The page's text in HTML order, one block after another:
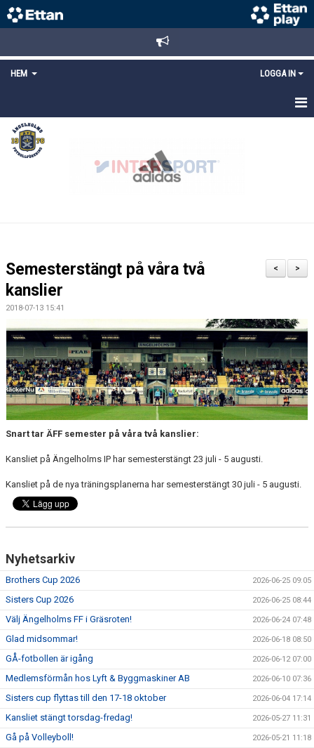
HEM LOGGA IN
STARTSIDA
NYHETER
LÄNKAR
MEDLEMS OCH TRÄNINGSAVGIFTER
>
<
Semesterstängt på våra två
kanslier
2018-07-13 15:41
Snart tar ÄFF semester på våra två kanslier:
Kansliet på Ängelholms IP har semesterstängt 23 juli - 5 augusti.
Kansliet på de nya träningsplanerna har semesterstängt 30 juli - 5 augusti.
Nyhetsarkiv
Brothers Cup 2026 2026-06-25 09:05
Sisters Cup 2026 2026-06-25 08:44
Välj Ängelholms FF i Gräsroten! 2026-06-24 07:48
Glad midsommar! 2026-06-18 08:50
GÅ-fotbollen är igång 2026-06-12 07:00
Medlemsförmån hos Lyft & Byggmaskiner AB 2026-06-10 07:36
Sisters cup flyttas till den 17-18 oktober 2026-06-04 17:14
Kansliet stängt torsdag-fredag! 2026-05-27 11:31
Gå på Volleyboll! 2026-05-21 11:18